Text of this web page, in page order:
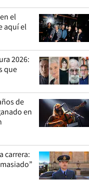
el
aquí el
2026:
que
de
en
carrera: